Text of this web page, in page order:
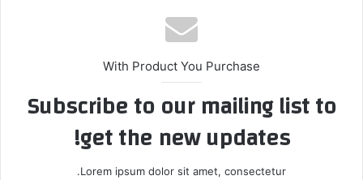
With Product You Purchase
Subscribe to our mailing list to
get the new updates!
Lorem ipsum dolor sit amet, consectetur.